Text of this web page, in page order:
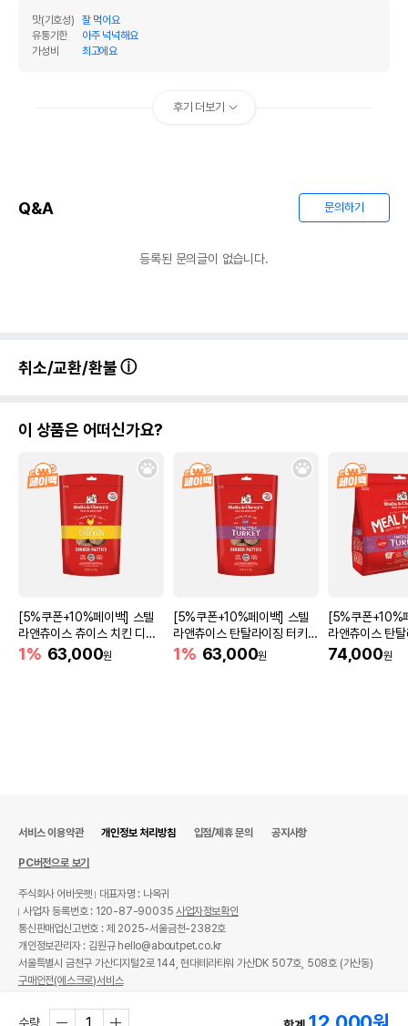
맛(기호성)
잘 먹어요
유통기한
아주 넉넉해요
가성비
최고에요
후기 더보기
Q&A 문의하기
등록된 문의글이 없습니다.
취소/교환/환불
이 상품은 어떠신가요?
[5%쿠폰+10%페이백] 스텔
라앤츄이스 츄이스 치킨 디너
패티 397g
1% 63,000원
[5%쿠폰+10%페이백] 스텔
라앤츄이스 탄탈라이징 터키
디너패티 397g
1% 63,000원
[5%쿠폰+10%
라앤츄이스 탄
밀믹서 510g
74,000원
수량
서비스 이용약관 개인정보 처리방침 입점/제휴 문의 공지사항
PC버전으로 보기
주식회사 어바웃펫
대표자명 : 나옥귀
사업자 등록번호 : 120-87-90035사업자정보확인
통신판매업신고번호 : 제 2025-서울금천-2382호
개인정보관리자 : 김원규 hello@aboutpet.co.kr
서울특별시 금천구 가산디지털2로 144, 현대테라타워 가산DK 507호, 508호 (가산동)
구매안전(에스크로)서비스